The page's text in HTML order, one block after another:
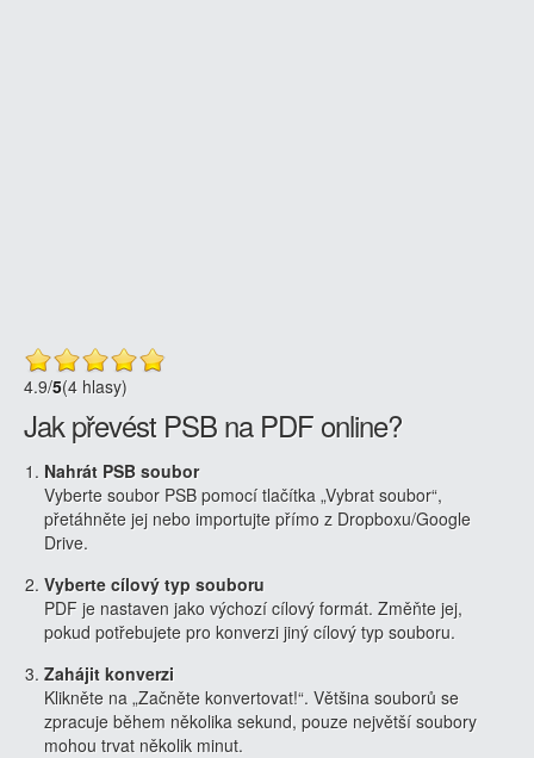
4.9/5(4 hlasy)
Jak převést PSB na PDF online?
Nahrát PSB soubor
Vyberte soubor PSB pomocí tlačítka „Vybrat soubor“,
přetáhněte jej nebo importujte přímo z Dropboxu/Google
Drive.
Vyberte cílový typ souboru
PDF je nastaven jako výchozí cílový formát. Změňte jej,
pokud potřebujete pro konverzi jiný cílový typ souboru.
Zahájit konverzi
Klikněte na „Začněte konvertovat!“. Většina souborů se
zpracuje během několika sekund, pouze největší soubory
mohou trvat několik minut.